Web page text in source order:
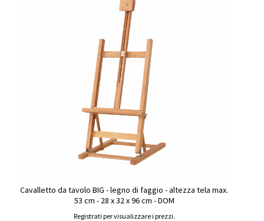
Cavalletto da tavolo BIG - legno di faggio - altezza tela max.
53 cm - 28 x 32 x 96 cm - DOM
Registrati per visualizzare i prezzi.